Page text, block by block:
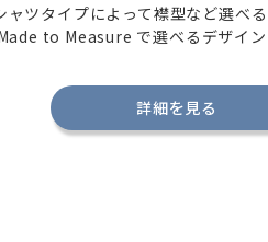
ツタイプによって襟型など選べる
to Measure で選べるデザイ
詳細を見る